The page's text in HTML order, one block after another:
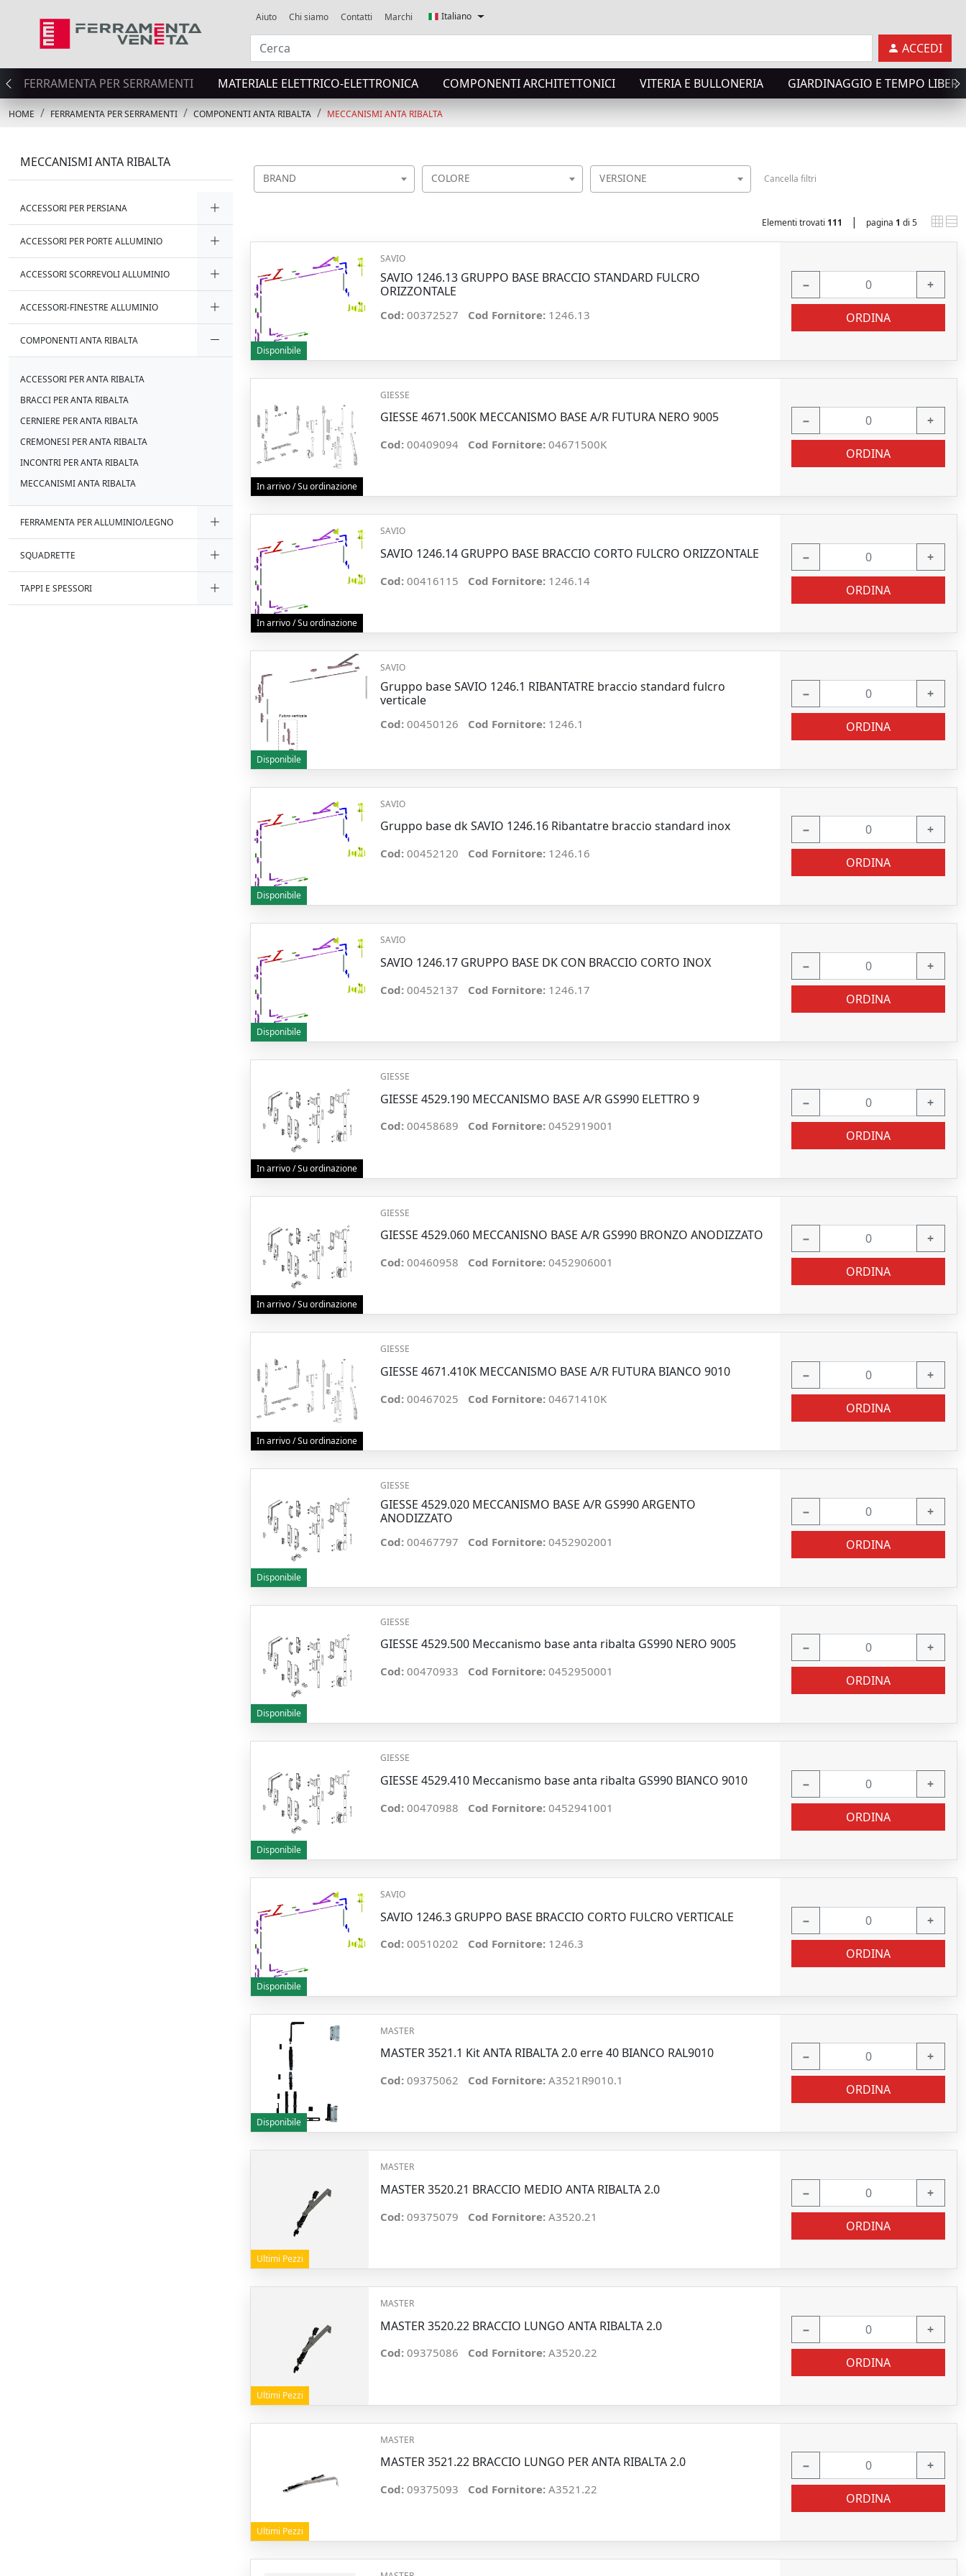
Aiuto Chi siamo Contatti Marchi Italiano
ACCEDI
FERRAMENTA PER SERRAMENTI MATERIALE ELETTRICO-ELETTRONICA COMPONENTI ARCHITETTONICI VITERIA E BULLONERIA GIARDINAGGIO E TEMPO
HOME FERRAMENTA PER SERRAMENTI COMPONENTI ANTA RIBALTA MECCANISMI ANTA RIBALTA
MECCANISMI ANTA RIBALTA
ACCESSORI PER PERSIANA
ACCESSORI PER PORTE ALLUMINIO
ACCESSORI SCORREVOLI ALLUMINIO
ACCESSORI-FINESTRE ALLUMINIO
COMPONENTI ANTA RIBALTA
ACCESSORI PER ANTA RIBALTA
BRACCI PER ANTA RIBALTA
CERNIERE PER ANTA RIBALTA
CREMONESI PER ANTA RIBALTA
INCONTRI PER ANTA RIBALTA
MECCANISMI ANTA RIBALTA
FERRAMENTA PER ALLUMINIO/LEGNO
SQUADRETTE
TAPPI E SPESSORI
BRAND COLORE VERSIONE Cancella filtri
Elementi trovati 111 | pagina 1 di 5
Disponibile
SAVIO
SAVIO 1246.13 GRUPPO BASE BRACCIO STANDARD FULCRO
ORIZZONTALE
Cod: 00372527 Cod Fornitore: 1246.13
− +
ORDINA
In arrivo / Su ordinazione
GIESSE
GIESSE 4671.500K MECCANISMO BASE A/R FUTURA NERO 9005
Cod: 00409094 Cod Fornitore: 04671500K
− +
ORDINA
In arrivo / Su ordinazione
SAVIO
SAVIO 1246.14 GRUPPO BASE BRACCIO CORTO FULCRO ORIZZONTALE
Cod: 00416115 Cod Fornitore: 1246.14
− +
ORDINA
Disponibile
SAVIO
Gruppo base SAVIO 1246.1 RIBANTATRE braccio standard fulcro
verticale
Cod: 00450126 Cod Fornitore: 1246.1
− +
ORDINA
Disponibile
SAVIO
Gruppo base dk SAVIO 1246.16 Ribantatre braccio standard inox
Cod: 00452120 Cod Fornitore: 1246.16
− +
ORDINA
Disponibile
SAVIO
SAVIO 1246.17 GRUPPO BASE DK CON BRACCIO CORTO INOX
Cod: 00452137 Cod Fornitore: 1246.17
− +
ORDINA
In arrivo / Su ordinazione
GIESSE
GIESSE 4529.190 MECCANISMO BASE A/R GS990 ELETTRO 9
Cod: 00458689 Cod Fornitore: 0452919001
− +
ORDINA
In arrivo / Su ordinazione
GIESSE
GIESSE 4529.060 MECCANISNO BASE A/R GS990 BRONZO ANODIZZATO
Cod: 00460958 Cod Fornitore: 0452906001
− +
ORDINA
In arrivo / Su ordinazione
GIESSE
GIESSE 4671.410K MECCANISMO BASE A/R FUTURA BIANCO 9010
Cod: 00467025 Cod Fornitore: 04671410K
− +
ORDINA
Disponibile
GIESSE
GIESSE 4529.020 MECCANISMO BASE A/R GS990 ARGENTO
ANODIZZATO
Cod: 00467797 Cod Fornitore: 0452902001
− +
ORDINA
Disponibile
GIESSE
GIESSE 4529.500 Meccanismo base anta ribalta GS990 NERO 9005
Cod: 00470933 Cod Fornitore: 0452950001
− +
ORDINA
Disponibile
GIESSE
GIESSE 4529.410 Meccanismo base anta ribalta GS990 BIANCO 9010
Cod: 00470988 Cod Fornitore: 0452941001
− +
ORDINA
Disponibile
SAVIO
SAVIO 1246.3 GRUPPO BASE BRACCIO CORTO FULCRO VERTICALE
Cod: 00510202 Cod Fornitore: 1246.3
− +
ORDINA
Disponibile
MASTER
MASTER 3521.1 Kit ANTA RIBALTA 2.0 erre 40 BIANCO RAL9010
Cod: 09375062 Cod Fornitore: A3521R9010.1
− +
ORDINA
Ultimi Pezzi
MASTER
MASTER 3520.21 BRACCIO MEDIO ANTA RIBALTA 2.0
Cod: 09375079 Cod Fornitore: A3520.21
− +
ORDINA
Ultimi Pezzi
MASTER
MASTER 3520.22 BRACCIO LUNGO ANTA RIBALTA 2.0
Cod: 09375086 Cod Fornitore: A3520.22
− +
ORDINA
Ultimi Pezzi
MASTER
MASTER 3521.22 BRACCIO LUNGO PER ANTA RIBALTA 2.0
Cod: 09375093 Cod Fornitore: A3521.22
− +
ORDINA